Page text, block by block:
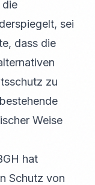
die
sei
dass die
zu
Weise
hat
Schutz von